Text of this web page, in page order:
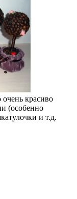
красиво
(особенно
и т.д.